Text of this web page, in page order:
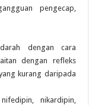
pengecap,
dengan cara
dengan refleks
kurang daripada
nikardipin,